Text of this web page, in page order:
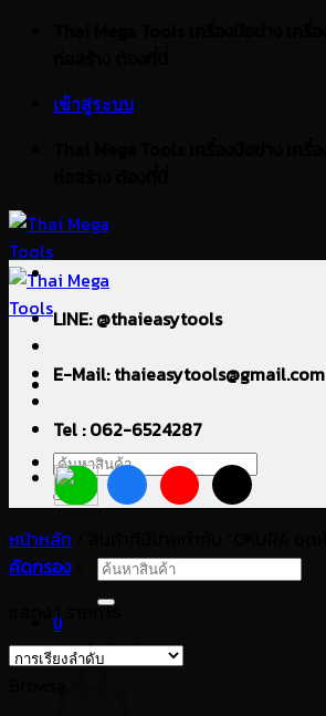
เข้าสู่ระบบ
ค้นหา:
ค้นหา:
0
ตะกร้าสินค้า
LINE: @thaieasytools
E-Mail: thaieasytools@gmail.com
Tel : 062-6524287
หน้าหลัก
คัดกรอง
แสดง 1 รายการ